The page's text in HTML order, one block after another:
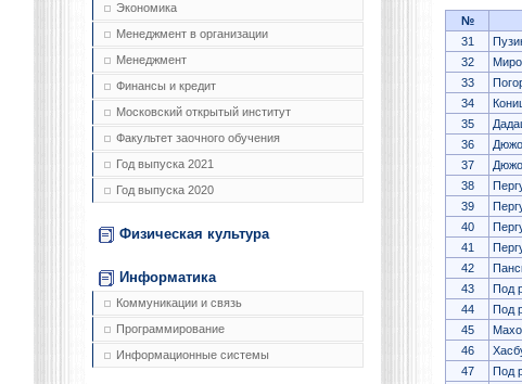
Экономика
Менеджмент в организации
Менеджмент
Финансы и кредит
Московский открытый институт
Факультет заочного обучения
Год выпуска 2021
Год выпуска 2020
Физическая культура
Информатика
Коммуникации и связь
Программирование
Информационные системы
№
31
32
33
34
35
36
37
38
39
40
41
42
43
Под
44
Под
45
46
47
Под